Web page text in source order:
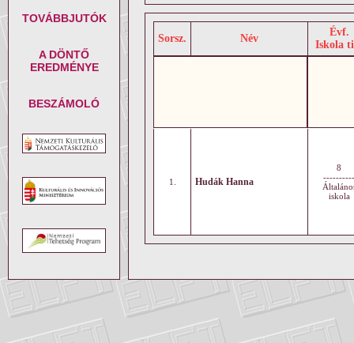
TOVÁBBJUTÓK
A DÖNTŐ
EREDMÉNYE
BESZÁMOLÓ
Sorsz. Név
Évf.
Iskola
1. Hudák Hanna
8
----------
iskola